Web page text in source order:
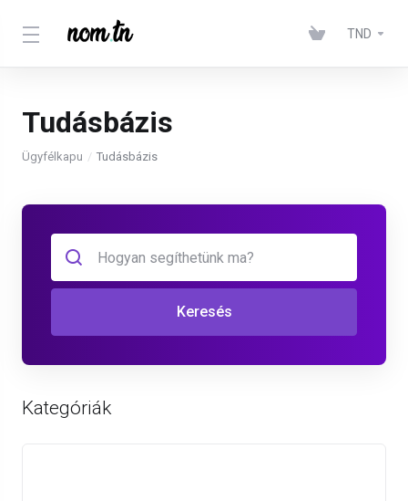
TND
Tudásbázis
Ügyfélkapu Tudásbázis
Keresés
Kategóriák